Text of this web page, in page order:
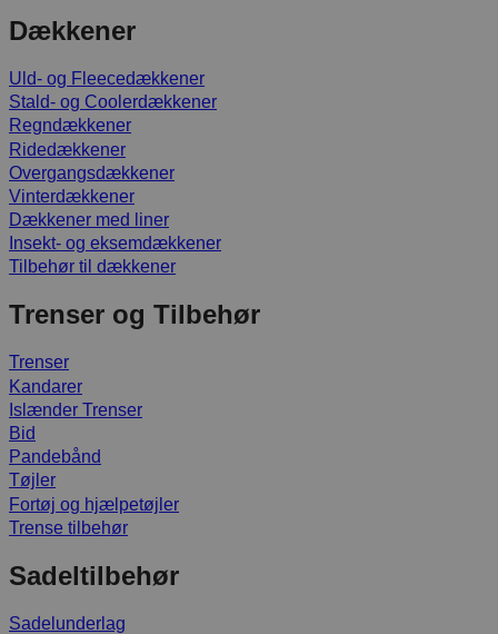
Dækkener
Uld- og Fleecedækkener
Stald- og Coolerdækkener
Regndækkener
Ridedækkener
Overgangsdækkener
Vinterdækkener
Dækkener med liner
Insekt- og eksemdækkener
Tilbehør til dækkener
Trenser og Tilbehør
Trenser
Kandarer
Islænder Trenser
Bid
Pandebånd
Tøjler
Fortøj og hjælpetøjler
Trense tilbehør
Sadeltilbehør
Sadelunderlag